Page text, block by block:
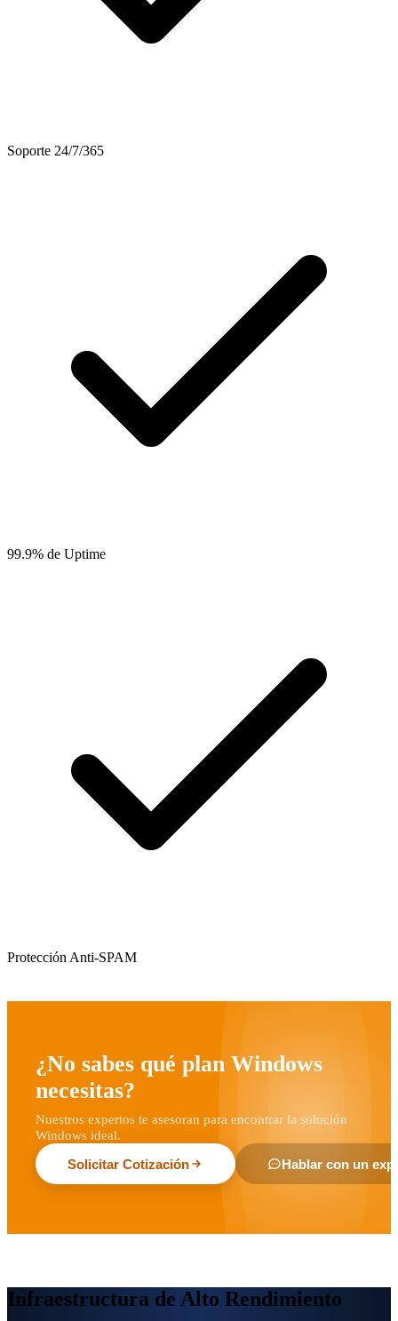
Soporte 24/7/365
99.9% de Uptime
Protección Anti-SPAM
¿No sabes qué plan Windows
necesitas?
Nuestros expertos te asesoran para encontrar la solución
Windows ideal.
Solicitar Cotización
Hablar con un
Infraestructura de Alto Rendimiento